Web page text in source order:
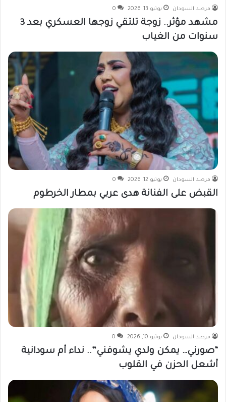
مرصد السودان يونيو 13, 2026 0
مشهد مؤثر.. زوجة تلتقي زوجها العسكري بعد 3
سنوات من الغياب
مرصد السودان يونيو 12, 2026 0
القبض على الفنانة هدى عربي بمطار الخرطوم
مرصد السودان يونيو 10, 2026 0
“صورني… يمكن ولدي يشوفني”.. نداء أم سودانية
أشعل الحزن في القلوب